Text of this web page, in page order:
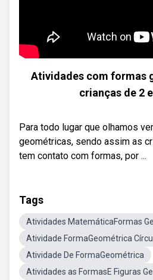
Atividades com formas
crianças de 2
Para todo lugar que olhamos
geométricas, sendo assim as
tem contato com formas, por ...
Tags
Atividades MatemáticaFormas
Atividade FormaGeométrica
Atividade De FormaGeométrica
Atividades as FormasE Figuras